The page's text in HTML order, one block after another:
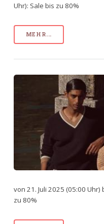
Uhr): Sale bis zu 80%
MEHR...
von 21. Juli 2025 (05:00 Uhr)
zu 80%